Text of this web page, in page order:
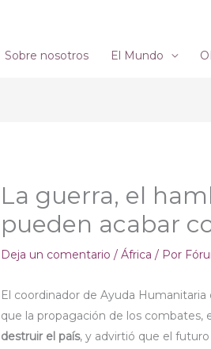
Sobre nosotros El Mundo
La guerra, el
pueden acabar
Deja un comentario /África / Por
El coordinador de Ayuda
que la propagación de los combates,
destruir el país, y advirtió que el